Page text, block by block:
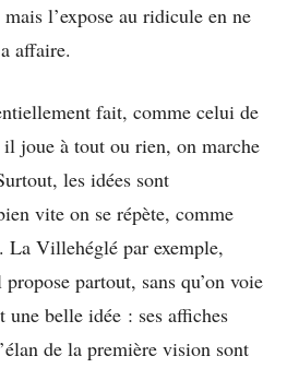
l’expose au ridicule en ne
affaire.
fait, comme celui de
il joue à tout ou rien, on marche
les idées sont
vite on se répète, comme
La Villehéglé par exemple,
partout, sans qu’on voie
belle idée : ses affiches
de la première vision sont